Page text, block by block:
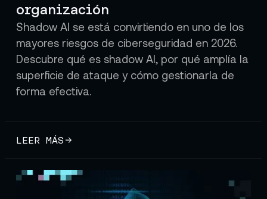
organización
Shadow AI se está convirtiendo en uno de los
mayores riesgos de ciberseguridad en 2026.
Descubre qué es shadow AI, por qué amplía la
superficie de ataque y cómo gestionarla de
forma efectiva.
LEER MÁS